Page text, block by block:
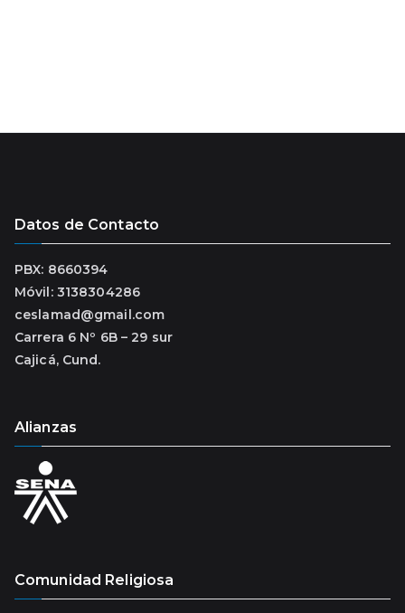
Datos de Contacto
PBX: 8660394
Móvil: 3138304286
ceslamad@gmail.com
Carrera 6 Nº 6B – 29 sur
Cajicá, Cund.
Alianzas
Comunidad Religiosa